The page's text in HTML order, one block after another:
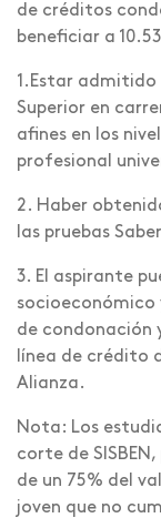
de créditos
beneficiar a
1.Estar admitido
Superior en
afines en los
profesional
2. Haber
las pruebas Saber
3. El aspirante
socioeconómico
de condonación
línea de crédito
Alianza.
Nota: Los
corte de
de un 75% del
joven que no